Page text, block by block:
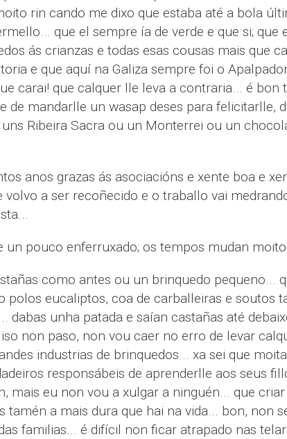
rin cando me dixo que estaba até a bola
que el sempre ía de verde e que si; que
ás crianzas e todas esas cousas mais que
e que aquí na Galiza sempre foi o
carai! que calquer lle leva a contraria... é bon
de mandarlle un wasap deses para felicitarlle,
Ribeira Sacra ou un Monterrei ou un
anos grazas ás asociacións e xente boa e
a ser recoñecido e o traballo vai
un pouco enferruxado; os tempos mudan
como antes ou un brinquedo pequeno...
polos eucaliptos, coa de carballeiras e soutos
dabas unha patada e saían castañas até
non paso, non vou caer no erro de levar
industrias de brinquedos... xa sei que
responsábeis de aprenderlle aos seus
mais eu non vou a xulgar a ninguén... que
tamén a mais dura que hai na vida... bon, non
familias... é difícil non ficar atrapado nas